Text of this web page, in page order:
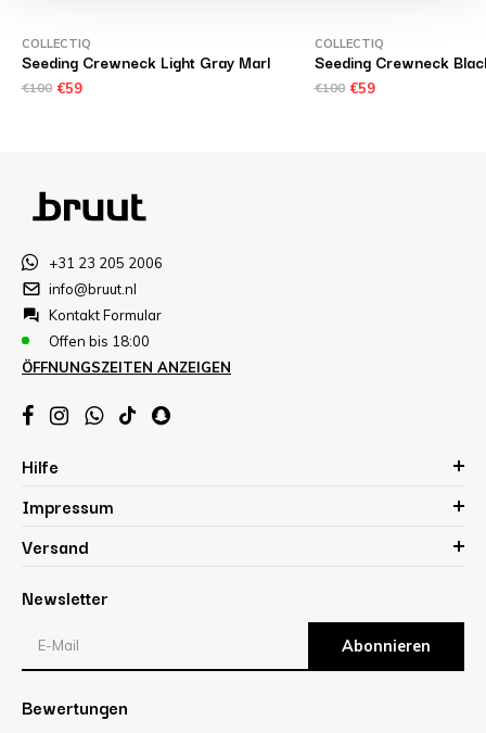
COLLECTIQ
Seeding Crewneck Light Gray Marl
€100 €59
COLLECTIQ
Seeding Crewneck
€100 €59
+31 23 205 2006
info@bruut.nl
Kontakt Formular
Offen bis 18:00
ÖFFNUNGSZEITEN ANZEIGEN
Hilfe
Impressum
Versand
Newsletter
Abonnieren
Bewertungen